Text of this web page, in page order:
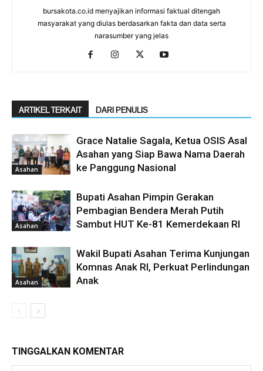
bursakota.co.id menyajikan informasi faktual ditengah
masyarakat yang diulas berdasarkan fakta dan data serta
narasumber yang jelas
ARTIKEL TERKAIT DARI PENULIS
Asahan
Grace Natalie Sagala, Ketua OSIS Asal
Asahan yang Siap Bawa Nama Daerah
ke Panggung Nasional
Asahan
Bupati Asahan Pimpin Gerakan
Pembagian Bendera Merah Putih
Sambut HUT Ke-81 Kemerdekaan RI
Asahan
Wakil Bupati Asahan Terima Kunjungan
Komnas Anak RI, Perkuat Perlindungan
Anak
TINGGALKAN KOMENTAR